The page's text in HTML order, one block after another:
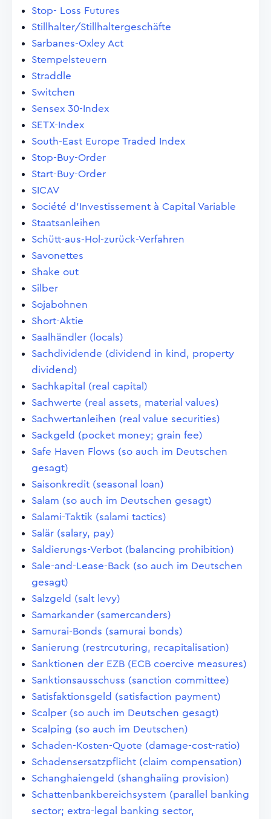
Stop- Loss Futures
Stillhalter/Stillhaltergeschäfte
Sarbanes-Oxley Act
Stempelsteuern
Straddle
Switchen
Sensex 30-Index
SETX-Index
South-East Europe Traded Index
Stop-Buy-Order
Start-Buy-Order
SICAV
Société d'Investissement à Capital Variable
Staatsanleihen
Schütt-aus-Hol-zurück-Verfahren
Savonettes
Shake out
Silber
Sojabohnen
Short-Aktie
Saalhändler (locals)
Sachdividende (dividend in kind, property
dividend)
Sachkapital (real capital)
Sachwerte (real assets, material values)
Sachwertanleihen (real value securities)
Sackgeld (pocket money; grain fee)
Safe Haven Flows (so auch im Deutschen
gesagt)
Saisonkredit (seasonal loan)
Salam (so auch im Deutschen gesagt)
Salami-Taktik (salami tactics)
Salär (salary, pay)
Saldierungs-Verbot (balancing prohibition)
Sale-and-Lease-Back (so auch im Deutschen
gesagt)
Salzgeld (salt levy)
Samarkander (samercanders)
Samurai-Bonds (samurai bonds)
Sanierung (restrcuturing, recapitalisation)
Sanktionen der EZB (ECB coercive measures)
Sanktionsausschuss (sanction committee)
Satisfaktionsgeld (satisfaction payment)
Scalper (so auch im Deutschen gesagt)
Scalping (so auch im Deutschen)
Schaden-Kosten-Quote (damage-cost-ratio)
Schadensersatzpflicht (claim compensation)
Schanghaiengeld (shanghaiing provision)
Schattenbankbereichsystem (parallel banking
sector; extra-legal banking sector,